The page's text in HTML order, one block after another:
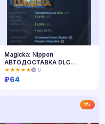
Magicka: Nippon
АВТОДОСТАВКА DLC
STEAM GIFT РОССИЯ
★★★★★ 0
₽64
1%